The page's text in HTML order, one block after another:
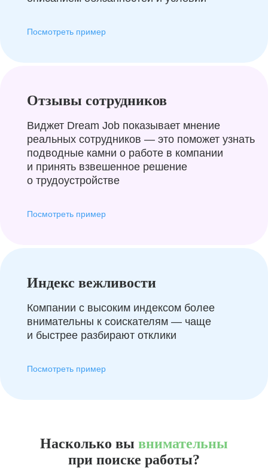
Посмотреть пример
Отзывы сотрудников
Виджет Dream Job показывает мнение
реальных сотрудников — это поможет узнать
подводные камни о работе в компании
и принять взвешенное решение
о трудоустройстве
Посмотреть пример
Индекс вежливости
Компании с высоким индексом более
внимательны к соискателям — чаще
и быстрее разбирают отклики
Посмотреть пример
Насколько вы внимательны
при поиске работы?